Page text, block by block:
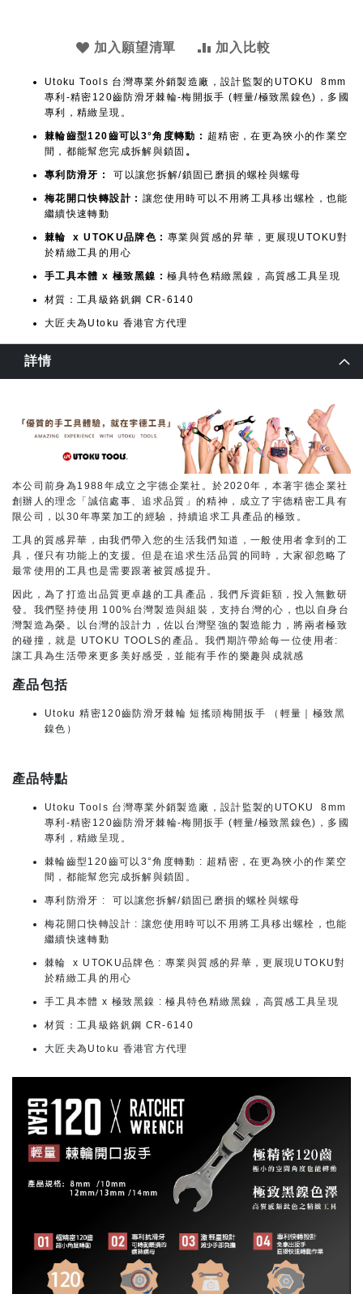
加入願望清單 加入比較
Utoku Tools 台灣專業外銷製造廠，設計監製的UTOKU 8mm
專利-精密120齒防滑牙棘輪-梅開扳手 (輕量/極致黑鎳色)，多國
專利，精緻呈現。
棘輪齒型120齒可以3°角度轉動 : 超精密，在更為狹小的作業空
間，都能幫您完成拆解與鎖固 。
專利防滑牙 :可以讓您拆解/鎖固已磨損的螺栓與螺母
梅花開口快轉設計: 讓您使用時可以不用將工具移出螺栓，也能
繼續快速轉動
棘輪 x UTOKU品牌色 :專業與質感的昇華，更展現UTOKU對
於精緻工具的用心
手工具本體 x 極致黑鎳 :極具特色精緻黑鎳，高質感工具呈現
材質：工具級鉻釩鋼 CR-6140
大匠夫為Utoku 香港官方代理
詳情
本公司前身為1988年成立之宇德企業社。於2020年，本著宇德企業社
創辦人的理念「誠信處事、追求品質」的精神，成立了宇德精密工具有
限公司，以30年專業加工的經驗，持續追求工具產品的極致。
工具的質感昇華，由我們帶入您的生活我們知道，一般使用者拿到的工
具，僅只有功能上的支援。但是在追求生活品質的同時，大家卻忽略了
最常使用的工具也是需要跟著被質感提升。
因此，為了打造出品質更卓越的工具產品，我們斥資鉅額，投入無數研
發。我們堅持使用 100%台灣製造與組裝，支持台灣的心，也以自身台
灣製造為榮。以台灣的設計力，佐以台灣堅強的製造能力，將兩者極致
的碰撞，就是 UTOKU TOOLS的產品。我們期許帶給每一位使用者:
讓工具為生活帶來更多美好感受，並能有手作的樂趣與成就感
產品包括
Utoku 精密120齒防滑牙棘輪 短搖頭梅開扳手 （輕量｜極致黑
鎳色）
產品特點
Utoku Tools 台灣專業外銷製造廠，設計監製的UTOKU 8mm
專利-精密120齒防滑牙棘輪-梅開扳手 (輕量/極致黑鎳色)，多國
專利，精緻呈現。
棘輪齒型120齒可以3°角度轉動 : 超精密，在更為狹小的作業空
間，都能幫您完成拆解與鎖固。
專利防滑牙 : 可以讓您拆解/鎖固已磨損的螺栓與螺母
梅花開口快轉設計 : 讓您使用時可以不用將工具移出螺栓，也能
繼續快速轉動
棘輪 x UTOKU品牌色 : 專業與質感的昇華，更展現UTOKU對
於精緻工具的用心
手工具本體 x 極致黑鎳 : 極具特色精緻黑鎳，高質感工具呈現
材質：工具級鉻釩鋼 CR-6140
大匠夫為Utoku 香港官方代理